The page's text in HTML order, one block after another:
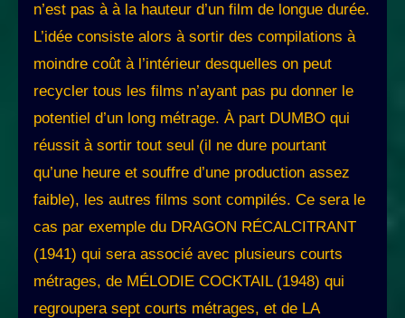
n’est pas à à la hauteur d’un film de longue durée.
L’idée consiste alors à sortir des compilations à
moindre coût à l’intérieur desquelles on peut
recycler tous les films n’ayant pas pu donner le
potentiel d’un long métrage. À part DUMBO qui
réussit à sortir tout seul (il ne dure pourtant
qu’une heure et souffre d’une production assez
faible), les autres films sont compilés. Ce sera le
cas par exemple du DRAGON RÉCALCITRANT
(1941) qui sera associé avec plusieurs courts
métrages, de MÉLODIE COCKTAIL (1948) qui
regroupera sept courts métrages, et de LA